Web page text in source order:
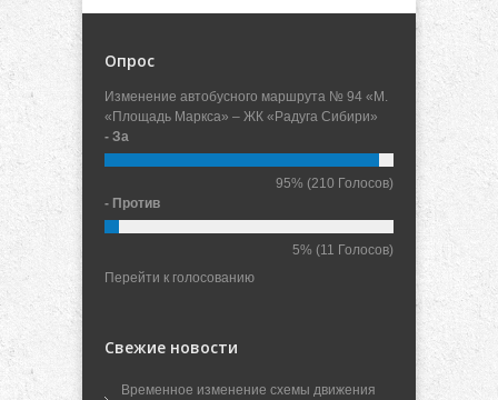
Опрос
Изменение автобусного маршрута № 94 «М.
«Площадь Маркса» – ЖК «Радуга Сибири»
- За
95% (210 Голосов)
- Против
5% (11 Голосов)
Перейти к голосованию
Свежие новости
Временное изменение схемы движения